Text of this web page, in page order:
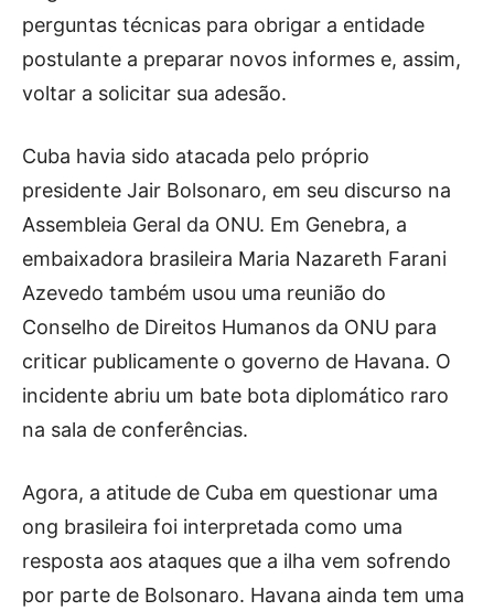
perguntas técnicas para obrigar a entidade
postulante a preparar novos informes e, assim,
voltar a solicitar sua adesão.
Cuba havia sido atacada pelo próprio
presidente Jair Bolsonaro, em seu discurso na
Assembleia Geral da ONU. Em Genebra, a
embaixadora brasileira Maria Nazareth Farani
Azevedo também usou uma reunião do
Conselho de Direitos Humanos da ONU para
criticar publicamente o governo de Havana. O
incidente abriu um bate bota diplomático raro
na sala de conferências.
Agora, a atitude de Cuba em questionar uma
ong brasileira foi interpretada como uma
resposta aos ataques que a ilha vem sofrendo
por parte de Bolsonaro. Havana ainda tem uma